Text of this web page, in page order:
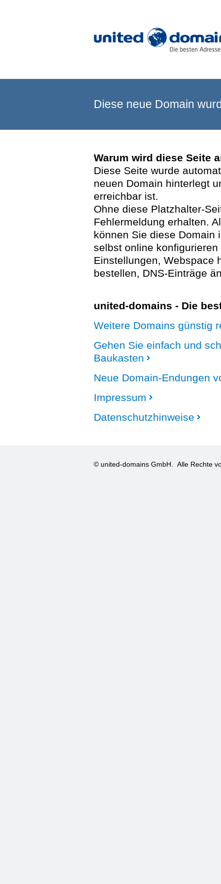
Diese neue Domain
Warum wird diese Seite
Diese Seite wurde
neuen Domain hinterlegt
erreichbar ist.
Ohne diese Platzhalter-
Fehlermeldung erhalten.
können Sie diese Domain
selbst online
Einstellungen, Webspace
bestellen, DNS-Einträge
united-domains - Die
Weitere Domains günstig
Gehen Sie einfach und
Baukasten
Neue Domain-Endungen
Impressum
Datenschutzhinweise
© united-domains GmbH. Alle Rechte